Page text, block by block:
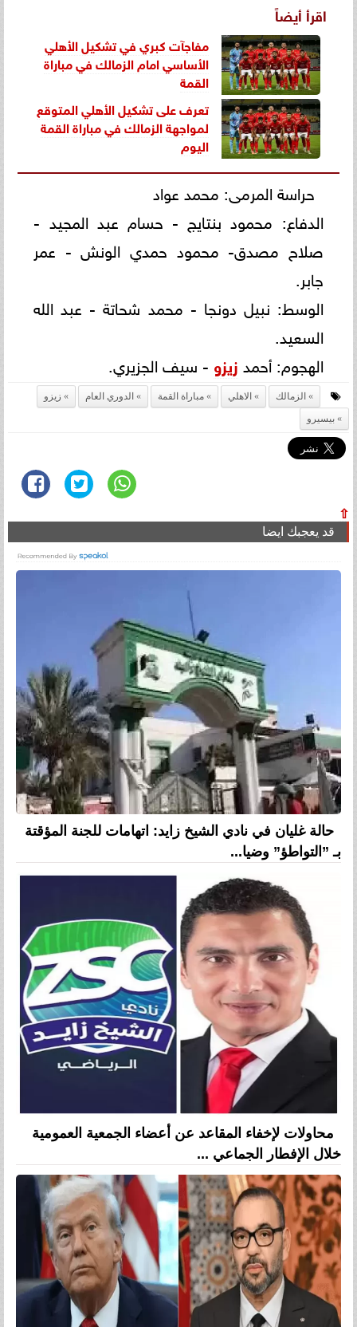
اقرأ أيضاً
مفاجآت كبري في تشكيل الأهلي
الأساسي امام الزمالك فيمباراة
القمة
تعرف على تشكيل الأهلي المتوقع
لمواجهة الزمالك في مباراة القمة
اليوم
حراسة المرمى: محمد عواد
الدفاع: محمود بنتايج - حسام عبد المجيد -
صلاح مصدق- محمود حمدي الونش - عمر
جابر.
الوسط: نبيل دونجا - محمد شحاتة - عبد الله
السعيد.
الهجوم: أحمد زيزو - سيف الجزيري.
الزمالك الاهلي مباراة القمة الدوري العام
زيزو
بيسيرو
⇧
قد يعجبك ايضا
حالة غليان في نادي الشيخ زايد: اتهامات للجنة المؤقتة
بـ ”التواطؤ” وضيا...
محاولات لإخفاء المقاعد عن أعضاء الجمعية العمومية
خلال الإفطار الجماعي ...